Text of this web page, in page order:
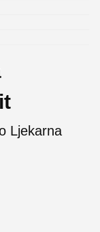
Ljekarna